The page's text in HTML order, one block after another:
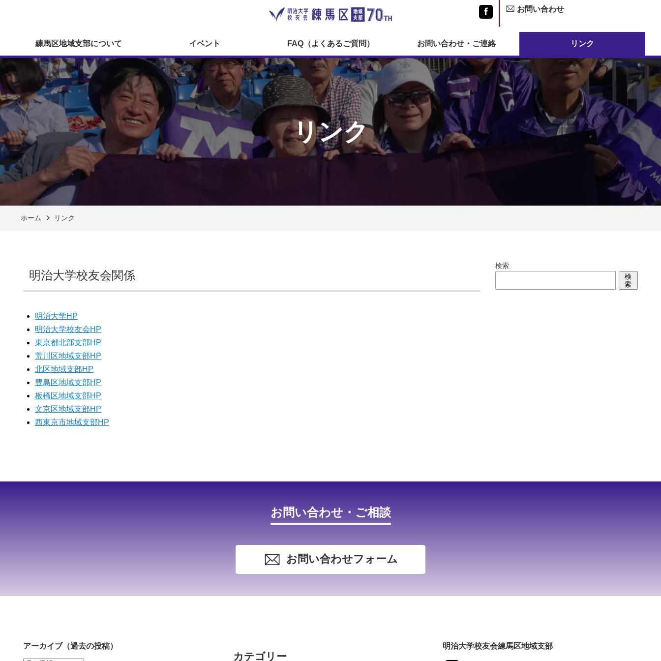
練馬区地域支部について イベント FAQ（よくあるご質問） お問い合わせ・ご連絡 リンク
Facebookお問い合わせ
リンク
ホーム リンク
明治大学校友会関係
明治大学HP
明治大学校友会HP
東京都北部支部HP
荒川区地域支部HP
北区地域支部HP
豊島区地域支部HP
板橋区地域支部HP
文京区地域支部HP
西東京市地域支部HP
検索
検
索
お問い合わせ・ご相談
お問い合わせフォーム
アーカイブ（過去の投稿）
カテゴリー
明治大学校友会練馬区地域支部